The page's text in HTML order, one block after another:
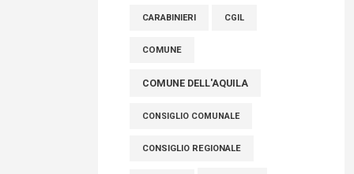
tra cui molti abruzzesi"
06 Agosto 2026
CARABINIERI CGIL
COMUNE
COMUNE DELL'AQUILA
CONSIGLIO COMUNALE
CONSIGLIO REGIONALE